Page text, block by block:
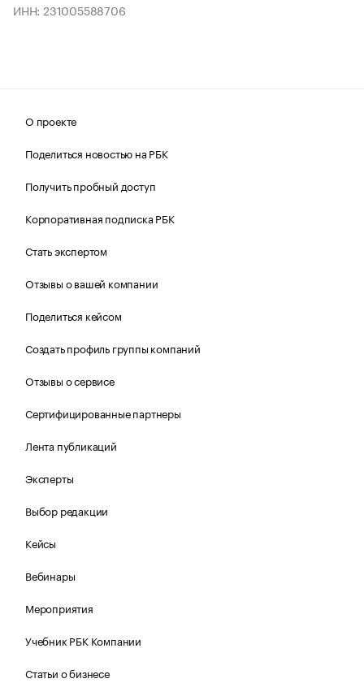
ИНН: 231005588706
О проекте
Поделиться новостью на РБК
Получить пробный доступ
Корпоративная подписка РБК
Стать экспертом
Отзывы о вашей компании
Поделиться кейсом
Создать профиль группы компаний
Отзывы о сервисе
Сертифицированные партнеры
Лента публикаций
Эксперты
Выбор редакции
Кейсы
Вебинары
Мероприятия
Учебник РБК Компании
Статьи о бизнесе